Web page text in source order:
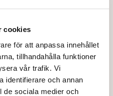
cookies
för att anpassa innehållet
tillhandahålla funktioner
vår trafik. Vi
identifierare och annan
de sociala medier och
Moringa EKO 150 g
103,00 kr
Läs mer